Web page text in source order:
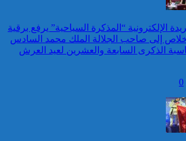
الملك
الدولة،
الوطني تؤكد
مواطن
الإلكترونية “المذكرة السياحية” يرفع برقية
إلى صاحب الجلالة الملك محمد السادس
الذكرى السابعة والعشرين لعيد العرش
0